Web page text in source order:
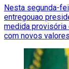
Nesta segunda-
entregouao
medida provisória
com novos